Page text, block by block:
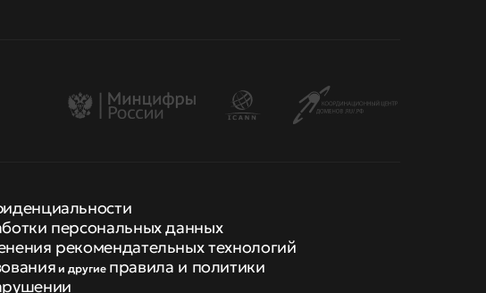
персональных данных
рекомендательных технологий
и другие правила и политики